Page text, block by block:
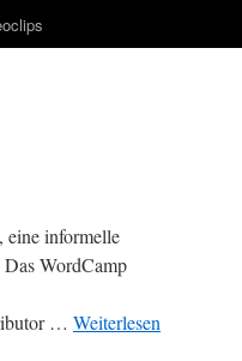
eine informelle
WordCamp
… Weiterlesen